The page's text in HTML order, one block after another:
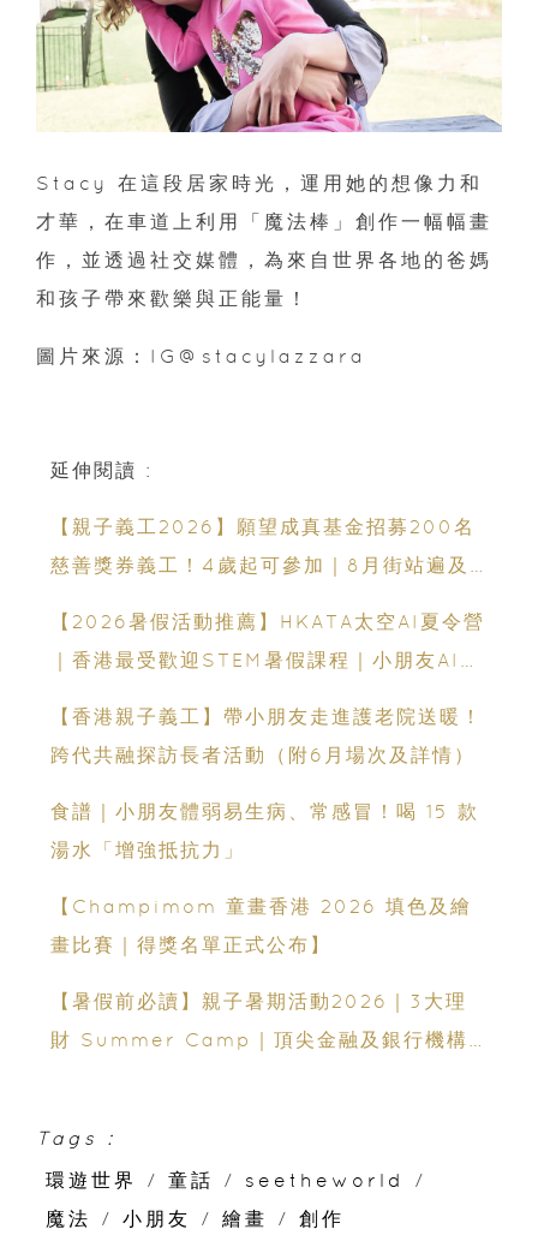
Stacy 在這段居家時光，運用她的想像力和
才華，在車道上利用「魔法棒」創作一幅幅畫
作，並透過社交媒體，為來自世界各地的爸媽
和孩子帶來歡樂與正能量！
圖片來源：IG@stacylazzara
延伸閱讀 :
【親子義工2026】願望成真基金招募200名
慈善獎券義工！4歲起可參加｜8月街站遍及
【2026暑假活動推薦】HKATA太空AI夏令營
｜香港最受歡迎STEM暑假課程｜小朋友AI課
【香港親子義工】帶小朋友走進護老院送暖！
跨代共融探訪長者活動（附6月場次及詳情）
食譜｜小朋友體弱易生病、常感冒！喝 15 款
湯水「增強抵抗力」
【Champimom 童畫香港 2026 填色及繪
畫比賽｜得獎名單正式公布】
【暑假前必讀】親子暑期活動2026｜3大理
財 Summer Camp｜頂尖金融及銀行機構
Tags :
環遊世界
/ 童話 / seetheworld
/
魔法
/ 小朋友 / 繪畫 / 創作